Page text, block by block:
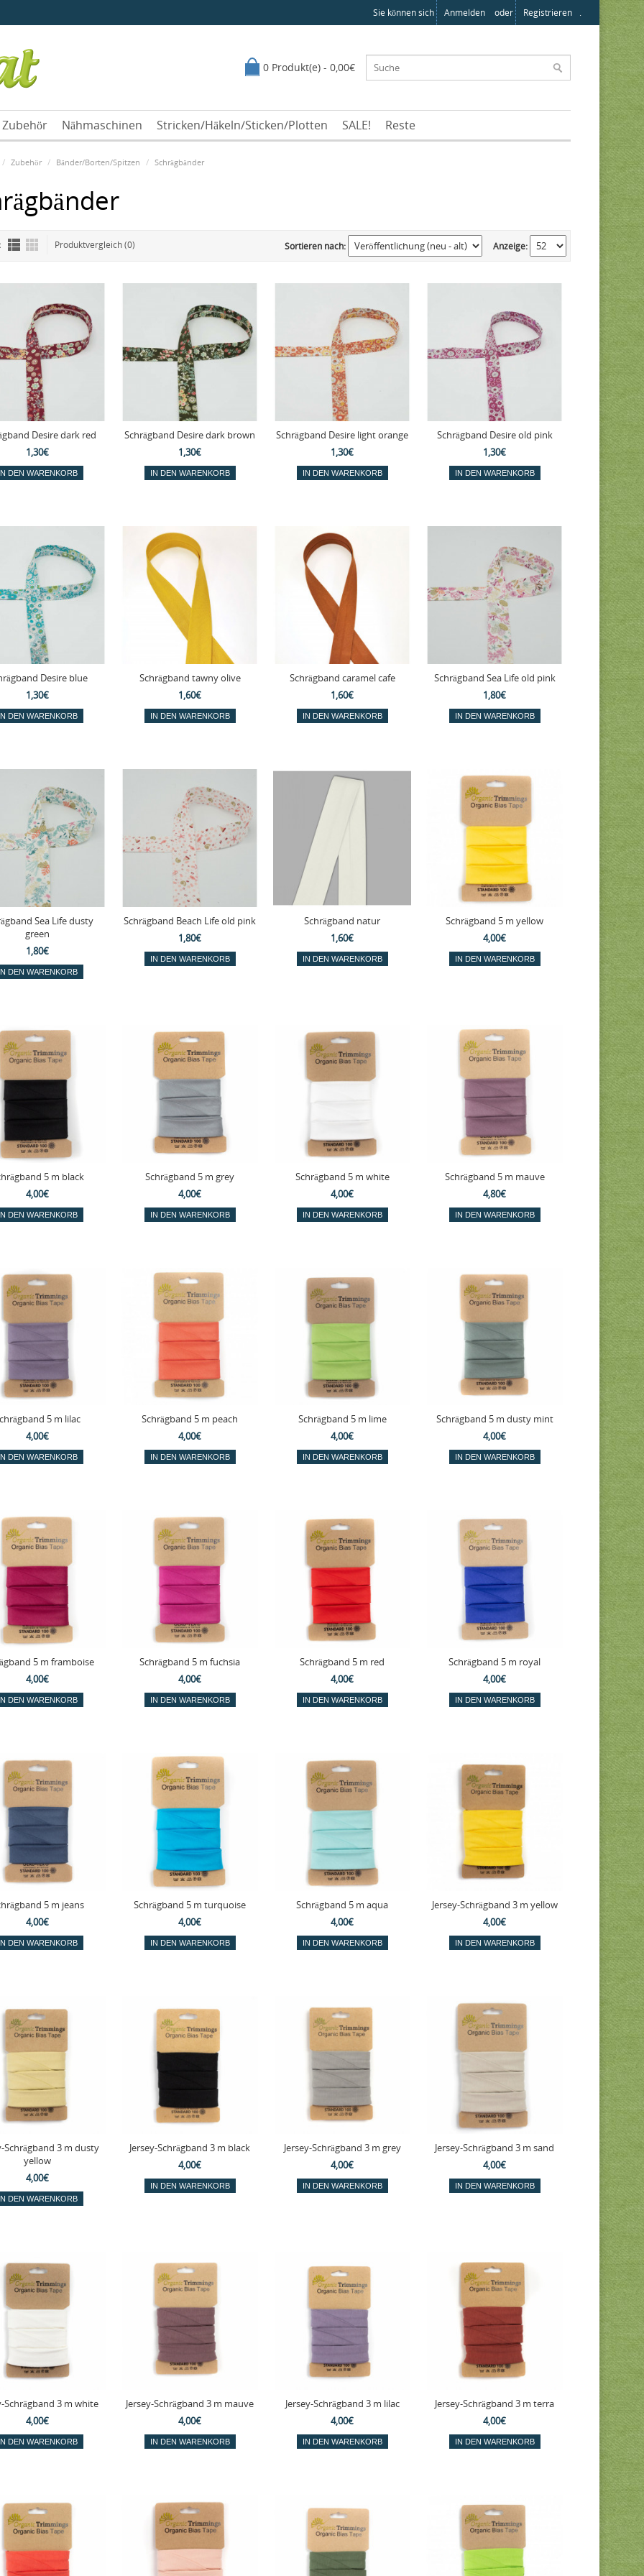
Sie können sich Anmelden oder Registrieren .
0 Produkt(e) - 0,00€
Zubehör Nähmaschinen Stricken/Häkeln/Sticken/Plotten SALE! Reste
Zubehör Bänder/Borten/Spitzen Schrägbänder
Produktvergleich (0) Anzeige:
Sortieren nach:
Desire dark red
1,30€
Schrägband Desire dark brown
1,30€
Schrägband Desire light orange
1,30€
Schrägband Desire old pink
1,30€
Desire blue
1,30€
Schrägband tawny olive
1,60€
Schrägband caramel cafe
1,60€
Schrägband Sea Life old pink
1,80€
Sea Life dusty
green
1,80€
Schrägband Beach Life old pink
1,80€
Schrägband natur
1,60€
Schrägband 5 m yellow
4,00€
5 m black
4,00€
Schrägband 5 m grey
4,00€
Schrägband 5 m white
4,00€
Schrägband 5 m mauve
4,80€
5 m lilac
4,00€
Schrägband 5 m peach
4,00€
Schrägband 5 m lime
4,00€
Schrägband 5 m dusty mint
4,00€
5 m framboise
4,00€
Schrägband 5 m fuchsia
4,00€
Schrägband 5 m red
4,00€
Schrägband 5 m royal
4,00€
5 m jeans
4,00€
Schrägband 5 m turquoise
4,00€
Schrägband 5 m aqua
4,00€
Jersey-Schrägband 3 m yellow
4,00€
Schrägband 3 m dusty
yellow
4,00€
Jersey-Schrägband 3 m black
4,00€
Jersey-Schrägband 3 m grey
4,00€
Jersey-Schrägband 3 m sand
4,00€
Schrägband 3 m white
4,00€
Jersey-Schrägband 3 m mauve
4,00€
Jersey-Schrägband 3 m lilac
4,00€
Jersey-Schrägband 3 m terra
4,00€